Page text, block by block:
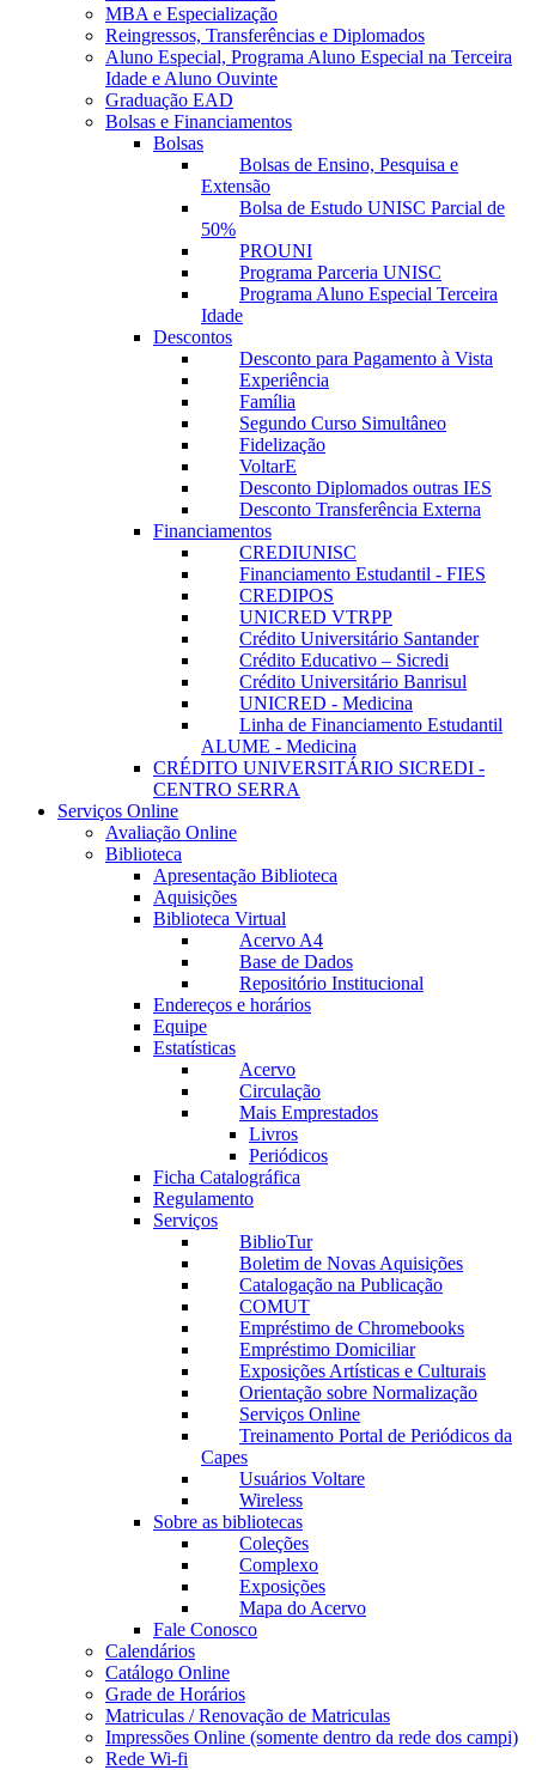
MBA e Especialização
Reingressos, Transferências e Diplomados
Aluno Especial, Programa Aluno Especial na Terceira
Idade e Aluno Ouvinte
Graduação EAD
Bolsas e Financiamentos
Bolsas
Bolsas de Ensino, Pesquisa e
Extensão
Bolsa de Estudo UNISC Parcial de
50%
PROUNI
Programa Parceria UNISC
Programa Aluno Especial Terceira
Idade
Descontos
Desconto para Pagamento à Vista
Experiência
Família
Segundo Curso Simultâneo
Fidelização
VoltarE
Desconto Diplomados outras IES
Desconto Transferência Externa
Financiamentos
CREDIUNISC
Financiamento Estudantil - FIES
CREDIPOS
UNICRED VTRPP
Crédito Universitário Santander
Crédito Educativo – Sicredi
Crédito Universitário Banrisul
UNICRED - Medicina
Linha de Financiamento Estudantil
ALUME - Medicina
CRÉDITO UNIVERSITÁRIO SICREDI -
CENTRO SERRA
Serviços Online
Avaliação Online
Biblioteca
Apresentação Biblioteca
Aquisições
Biblioteca Virtual
Acervo A4
Base de Dados
Repositório Institucional
Endereços e horários
Equipe
Estatísticas
Acervo
Circulação
Mais Emprestados
Livros
Periódicos
Ficha Catalográfica
Regulamento
Serviços
BiblioTur
Boletim de Novas Aquisições
Catalogação na Publicação
COMUT
Empréstimo de Chromebooks
Empréstimo Domiciliar
Exposições Artísticas e Culturais
Orientação sobre Normalização
Serviços Online
Treinamento Portal de Periódicos da
Capes
Usuários Voltare
Wireless
Sobre as bibliotecas
Coleções
Complexo
Exposições
Mapa do Acervo
Fale Conosco
Calendários
Catálogo Online
Grade de Horários
Matriculas / Renovação de Matriculas
Impressões Online (somente dentro da rede dos campi)
Rede Wi-fi